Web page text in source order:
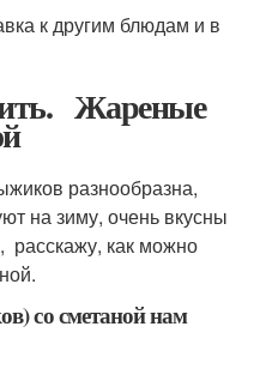
к другим блюдам и в
Жареные
разнообразна,
на зиму, очень вкусны
расскажу, как можно
со сметаной нам